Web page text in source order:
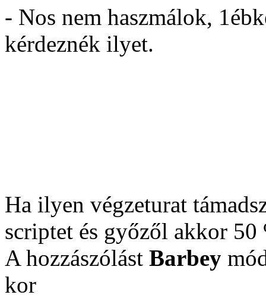
- Nos nem haszmálok,
kérdeznék ilyet.
Ha ilyen végzeturat
scriptet és győzől akkor
A hozzászólást Barbey
kor